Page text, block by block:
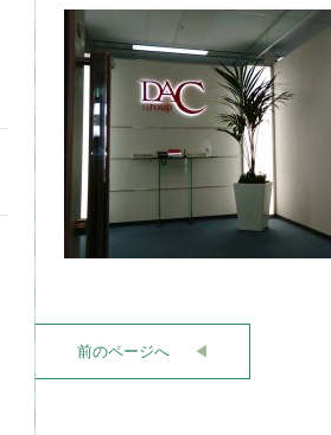
前のページへ ◀︎